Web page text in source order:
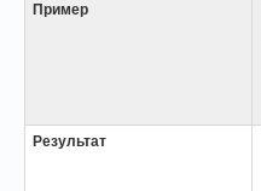
Пример
Результат